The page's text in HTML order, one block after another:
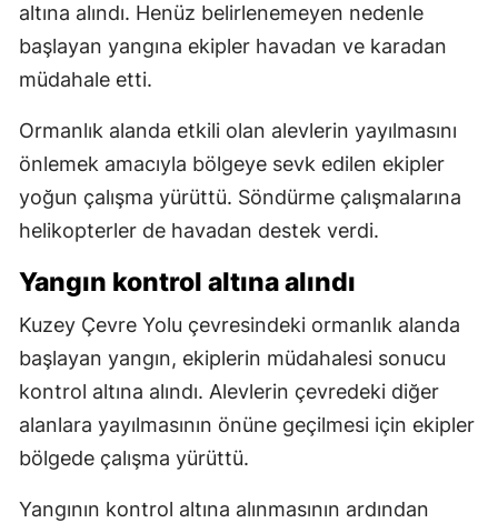
altına alındı. Henüz belirlenemeyen nedenle
başlayan yangına ekipler havadan ve karadan
müdahale etti.
Ormanlık alanda etkili olan alevlerin yayılmasını
önlemek amacıyla bölgeye sevk edilen ekipler
yoğun çalışma yürüttü. Söndürme çalışmalarına
helikopterler de havadan destek verdi.
Yangın kontrol altına alındı
Kuzey Çevre Yolu çevresindeki ormanlık alanda
başlayan yangın, ekiplerin müdahalesi sonucu
kontrol altına alındı. Alevlerin çevredeki diğer
alanlara yayılmasının önüne geçilmesi için ekipler
bölgede çalışma yürüttü.
Yangının kontrol altına alınmasının ardından